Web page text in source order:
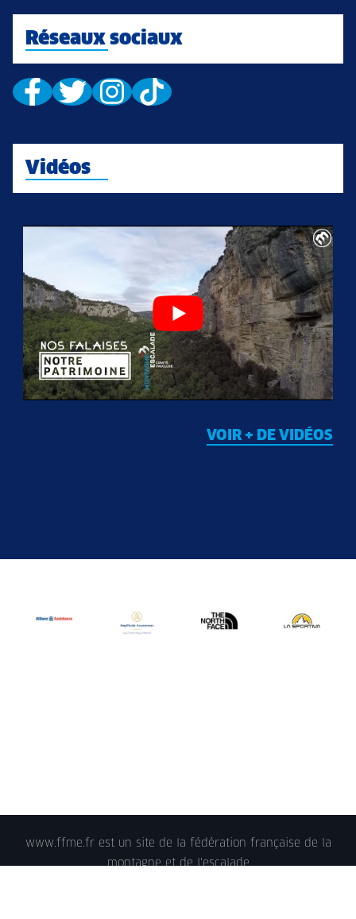
Réseaux sociaux
Vidéos
VOIR + DE VIDÉOS
www.ffme.fr est un site de la fédération française de la
montagne et de l'escalade